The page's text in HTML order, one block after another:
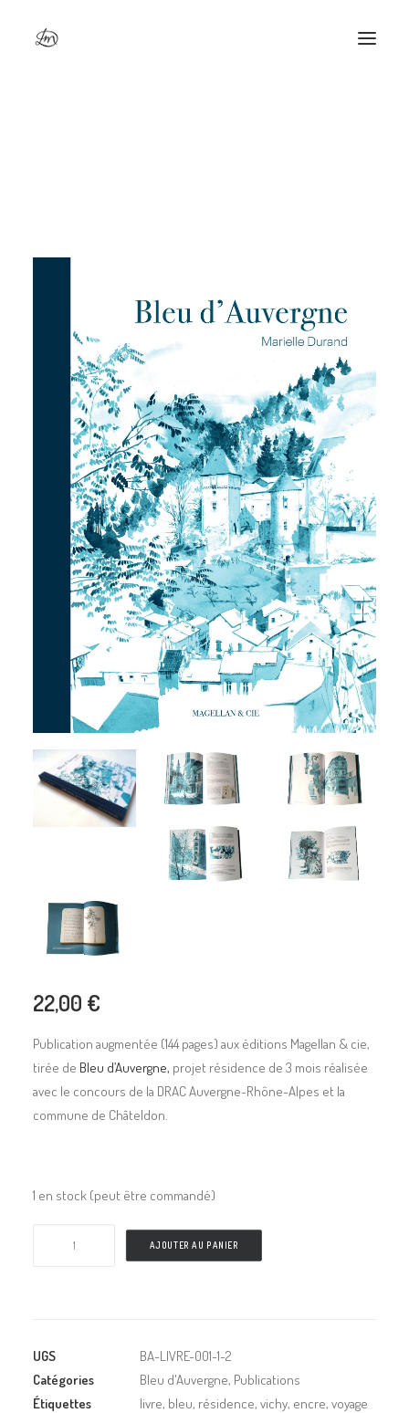
22,00 €
Publication augmentée (144 pages) aux éditions Magellan & cie,
tirée de Bleu d’Auvergne, projet résidence de 3 mois réalisée
avec le concours de la DRAC Auvergne-Rhône-Alpes et la
commune de Châteldon.
1 en stock (peut être commandé)
édition)
AJOUTER AU PANIER
UGS
BA-LIVRE-001-1-2
Catégories
Bleu d'Auvergne, Publications
Étiquettes
livre, bleu, résidence, vichy, encre, voyage